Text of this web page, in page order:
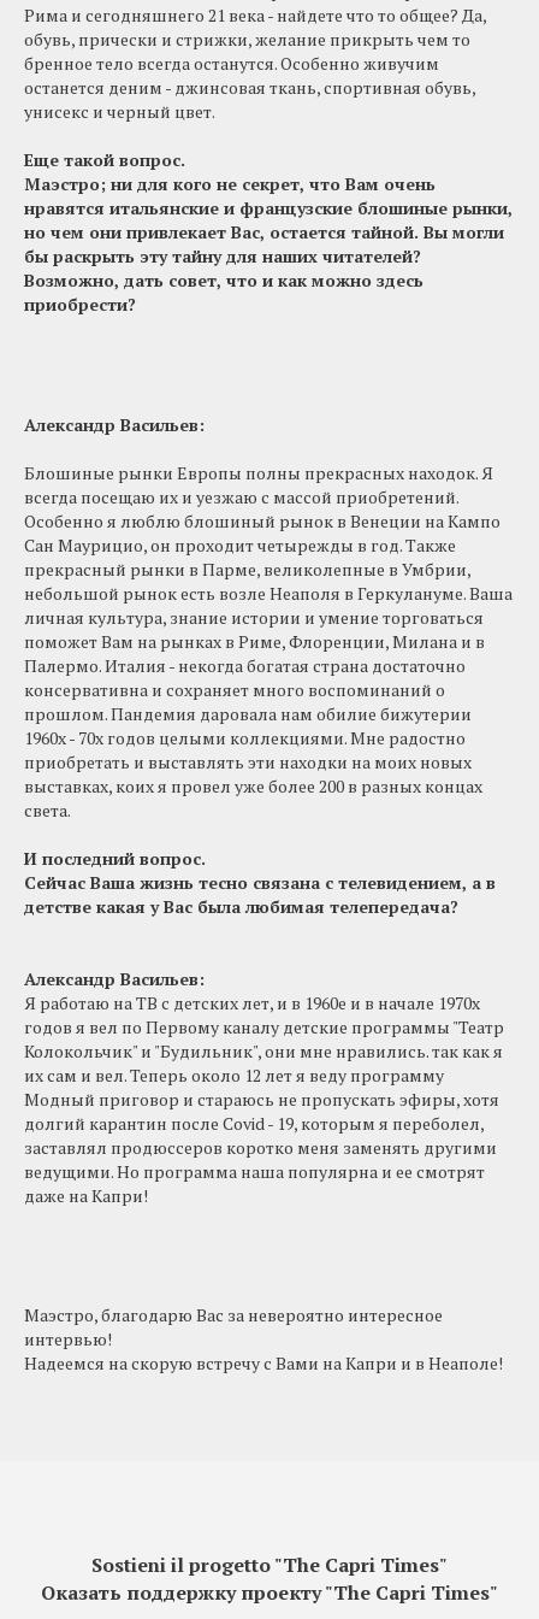
Рима и сегодняшнего 21 века - найдете что то общее? Да,
обувь, прически и стрижки, желание прикрыть чем то
бренное тело всегда останутся. Особенно живучим
останется деним - джинсовая ткань, спортивная обувь,
унисекс и черный цвет.
Еще такой вопрос.
Маэстро; ни для кого не секрет, что Вам очень
нравятся итальянские и французские блошиные рынки,
но чем они привлекает Вас, остается тайной. Вы могли
бы раскрыть эту тайну для наших читателей?
Возможно, дать совет, что и как можно здесь
приобрести?
Александр Васильев:
Блошиные рынки Европы полны прекрасных находок. Я
всегда посещаю их и уезжаю с массой приобретений.
Особенно я люблю блошиный рынок в Венеции на Кампо
Сан Маурицио, он проходит четырежды в год. Также
прекрасный рынки в Парме, великолепные в Умбрии,
небольшой рынок есть возле Неаполя в Геркулануме. Ваша
личная культура, знание истории и умение торговаться
поможет Вам на рынках в Риме, Флоренции, Милана и в
Палермо. Италия - некогда богатая страна достаточно
консервативна и сохраняет много воспоминаний о
прошлом. Пандемия даровала нам обилие бижутерии
1960х - 70х годов целыми коллекциями. Мне радостно
приобретать и выставлять эти находки на моих новых
выставках, коих я провел уже более 200 в разных концах
света.
И последний вопрос.
Сейчас Ваша жизнь тесно связана с телевидением, а в
детстве какая у Вас была любимая телепередача?
Александр Васильев:
Я работаю на ТВ с детских лет, и в 1960е и в начале 1970х
годов я вел по Первому каналу детские программы "Театр
Колокольчик" и "Будильник", они мне нравились. так как я
их сам и вел. Теперь около 12 лет я веду программу
Модный приговор и стараюсь не пропускать эфиры, хотя
долгий карантин после Covid - 19, которым я переболел,
заставлял продюссеров коротко меня заменять другими
ведущими. Но программа наша популярна и ее смотрят
даже на Капри!
Маэстро, благодарю Вас за невероятно интересное
интервью!
Надеемся на скорую встречу с Вами на Капри и в Неаполе!
Sostieni il progetto "The Capri Times"
Оказать поддержку проекту "The Capri Times"